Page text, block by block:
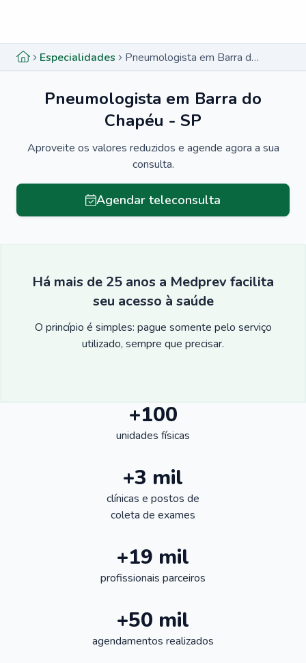
Especialidades Pneumologista em Barra do Chapéu - SP
Pneumologista em Barra do
Chapéu - SP
Aproveite os valores reduzidos e agende agora a sua
consulta.
Agendar teleconsulta
Há mais de 25 anos a Medprev facilita
seu acesso à saúde
O princípio é simples: pague somente pelo serviço
utilizado, sempre que precisar.
+100
unidades físicas
+3 mil
clínicas e postos de
coleta de exames
+19 mil
profissionais parceiros
+50 mil
agendamentos realizados